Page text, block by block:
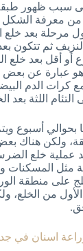
سبب ظهور طبقة
معرفة الشكل
مرحلة بعد
ثم تتكون
أو أقل بعد
عبارة عن بعض
كرات الدم
اللثة بعد
بحوالي أسبوع
ولكن هناك
عملية خلع
مثل المسكنات
على منطقة
الأول من الخلع،
اسنان في